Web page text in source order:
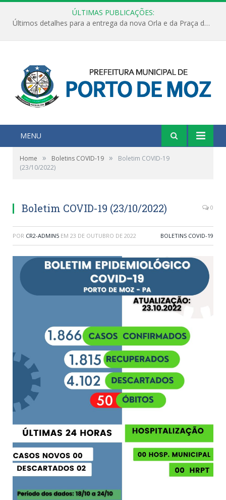
ÚLTIMAS PUBLICAÇÕES:
Últimos detalhes para a entrega da nova Orla e da Praça do Praião
MENU
Home » Boletins COVID-19 »
Boletim COVID-19
(23/10/2022)
Boletim COVID-19 (23/10/2022) 0
POR CR2-ADMIN5 EM 23 DE OUTUBRO DE 2022 BOLETINS COVID-19